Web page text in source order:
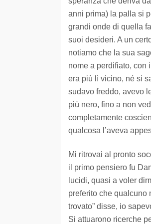
anni prima) la palla si
grandi onde di quella
suoi desideri. A un
notiamo che la sua
nome a perdifiato, con
era più lì vicino, né si
sudavo freddo, avevo
più nero, fino a non
completamente
qualcosa l’aveva
Mi ritrovai al pronto
il primo pensiero fu
lucidi, quasi a voler
preferito che qualcuno
trovato” disse, io
Si attuarono ricerche